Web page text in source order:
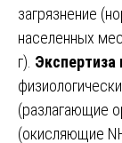
загрязнение
населенных
г). Экспертиза
(разлагающие
(окисляющие